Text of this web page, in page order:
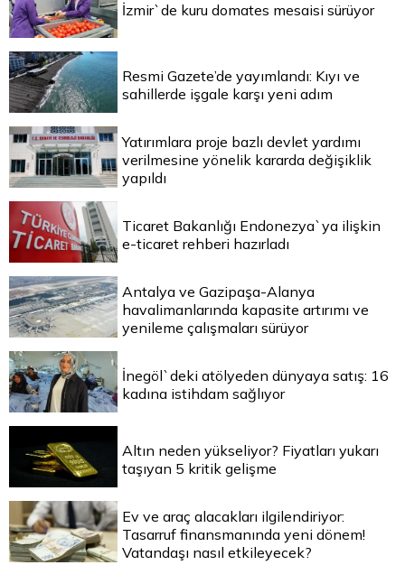
İzmir`de kuru domates mesaisi sürüyor
Resmi Gazete’de yayımlandı: Kıyı ve
sahillerde işgale karşı yeni adım
Yatırımlara proje bazlı devlet yardımı
verilmesine yönelik kararda değişiklik
yapıldı
Ticaret Bakanlığı Endonezya`ya ilişkin
e-ticaret rehberi hazırladı
Antalya ve Gazipaşa-Alanya
havalimanlarında kapasite artırımı ve
yenileme çalışmaları sürüyor
İnegöl`deki atölyeden dünyaya satış: 16
kadına istihdam sağlıyor
Altın neden yükseliyor? Fiyatları yukarı
taşıyan 5 kritik gelişme
Ev ve araç alacakları ilgilendiriyor:
Tasarruf finansmanında yeni dönem!
Vatandaşı nasıl etkileyecek?